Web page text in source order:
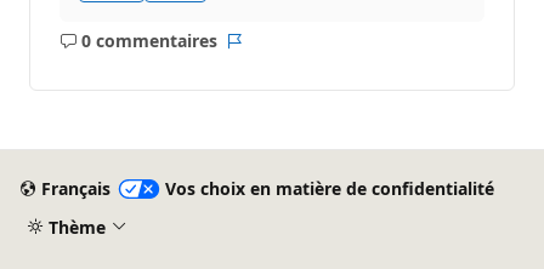
0 commentaires
Aucun
Français
Vos choix en matière de confidentialité
Thème